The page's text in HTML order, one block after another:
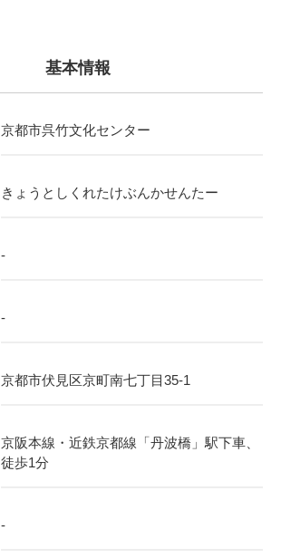
基本情報
京都市呉竹文化センター
きょうとしくれたけぶんかせんたー
-
-
京都市伏見区京町南七丁目35-1
京阪本線・近鉄京都線「丹波橋」駅下車、
徒歩1分
-